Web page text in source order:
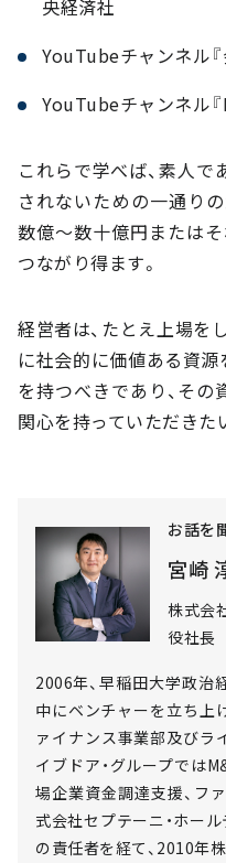
央経済社
YouTubeチャンネル『
YouTubeチャンネル『
これらで学べば、素人
されないための一通り
数億～数十億円または
つながり得ます。
経営者は、たとえ上場を
に社会的に価値ある資
を持つべきであり、そ
関心を持っていただきた
お話を
宮崎
株式会
役社長
2006年、早稲田大学政治
中にベンチャーを立ち上
ァイナンス事業部及びラ
イブドア・グループでは
場企業資金調達支援、フ
式会社セプテーニ・ホー
の責任者を経て、2010年